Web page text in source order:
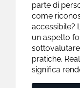
parte di
come
accessibile?
un aspetto
pratiche.
significa